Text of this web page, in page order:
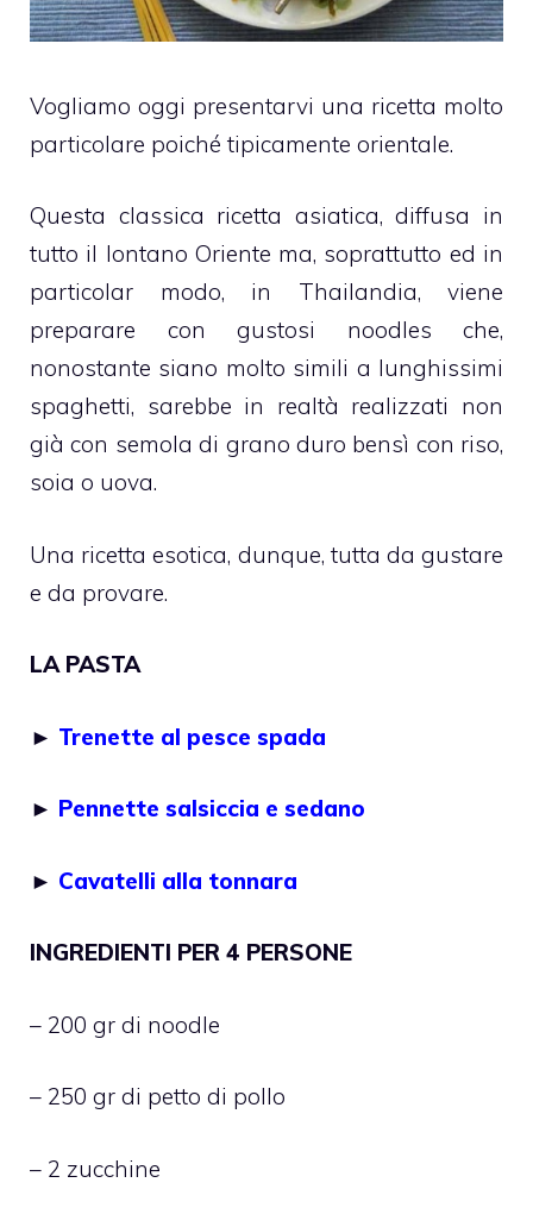
Vogliamo oggi presentarvi una ricetta molto
particolare poiché tipicamente orientale.
Questa classica ricetta asiatica, diffusa in
tutto il lontano Oriente ma, soprattutto ed in
particolar modo, in Thailandia, viene
preparare con gustosi noodles che,
nonostante siano molto simili a lunghissimi
spaghetti, sarebbe in realtà realizzati non
già con semola di grano duro bensì con riso,
soia o uova.
Una ricetta esotica, dunque, tutta da gustare
e da provare.
LA PASTA
► Trenette al pesce spada
► Pennette salsiccia e sedano
► Cavatelli alla tonnara
INGREDIENTI PER 4 PERSONE
– 200 gr di noodle
– 250 gr di petto di pollo
– 2 zucchine